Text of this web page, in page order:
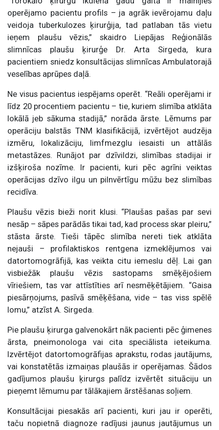
operējamo pacientu profils – ja agrāk ievērojamu daļu
veidoja tuberkulozes ķirurģija, tad patlaban tās vietu
ieņem plaušu vēzis,” skaidro Liepājas Reģionālās
slimnīcas plaušu ķirurģe Dr. Arta Sirgeda, kura
pacientiem sniedz konsultācijas slimnīcas Ambulatorajā
veselības aprūpes daļā.
Ne visus pacientus iespējams operēt. “Reāli operējami ir
līdz 20 procentiem pacientu – tie, kuriem slimība atklāta
lokālā jeb sākuma stadijā,” norāda ārste. Lēmums par
operāciju balstās TNM klasifikācijā, izvērtējot audzēja
izmēru, lokalizāciju, limfmezglu iesaisti un attālās
metastāzes. Runājot par dzīvildzi, slimības stadijai ir
izšķiroša nozīme. Ir pacienti, kuri pēc agrīni veiktas
operācijas dzīvo ilgu un pilnvērtīgu mūžu bez slimības
recidīva.
Plaušu vēzis bieži norit klusi. “Plaušas pašas par sevi
nesāp – sāpes parādās tikai tad, kad process skar pleiru,”
stāsta ārste. Tieši tāpēc slimība nereti tiek atklāta
nejauši – profilaktiskos rentgena izmeklējumos vai
datortomogrāfijā, kas veikta citu iemeslu dēļ. Lai gan
visbiežāk plaušu vēzis sastopams smēķējošiem
vīriešiem, tas var attīstīties arī nesmēķētājiem. “Gaisa
piesārņojums, pasīvā smēķēšana, vide – tas viss spēlē
lomu,” atzīst A. Sirgeda.
Pie plaušu ķirurga galvenokārt nāk pacienti pēc ģimenes
ārsta, pneimonologa vai cita speciālista ieteikuma.
Izvērtējot datortomogrāfijas aprakstu, rodas jautājums,
vai konstatētās izmaiņas plaušās ir operējamas. Šādos
gadījumos plaušu ķirurgs palīdz izvērtēt situāciju un
pieņemt lēmumu par tālākajiem ārstēšanas soļiem.
Konsultācijai piesakās arī pacienti, kuri jau ir operēti,
taču nopietnā diagnoze radījusi jaunus jautājumus un